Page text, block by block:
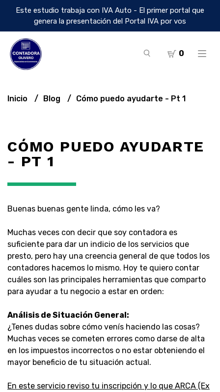
Este estudio trabaja con IVA Auto - El primer portal que
genera la presentación del Portal IVA por vos
0
Inicio Blog Cómo puedo ayudarte - Pt 1
CÓMO PUEDO AYUDARTE
- PT 1
Buenas buenas gente linda, cómo les va?
Muchas veces con decir que soy contadora es
suficiente para dar un indicio de los servicios que
presto, pero hay una creencia general de que todos los
contadores hacemos lo mismo. Hoy te quiero contar
cuáles son las principales herramientas que comparto
para ayudar a tu negocio a estar en orden:
Análisis de Situación General:
¿Tenes dudas sobre cómo venís haciendo las cosas?
Muchas veces se cometen errores como darse de alta
en los impuestos incorrectos o no estar obteniendo el
mayor beneficio de tu situación actual.
En este servicio reviso tu inscripción y lo que ARCA (Ex